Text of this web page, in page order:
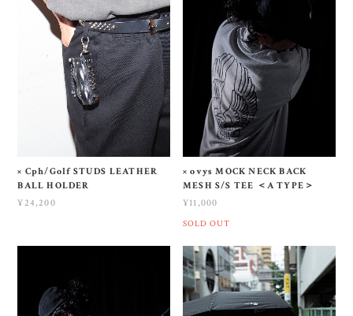
× Cph/Golf STUDS LEATHER
BALL HOLDER
¥24,200
× ovys MOCK NECK BACK
MESH S/S TEE ＜A TYPE＞
¥11,000
SOLD OUT